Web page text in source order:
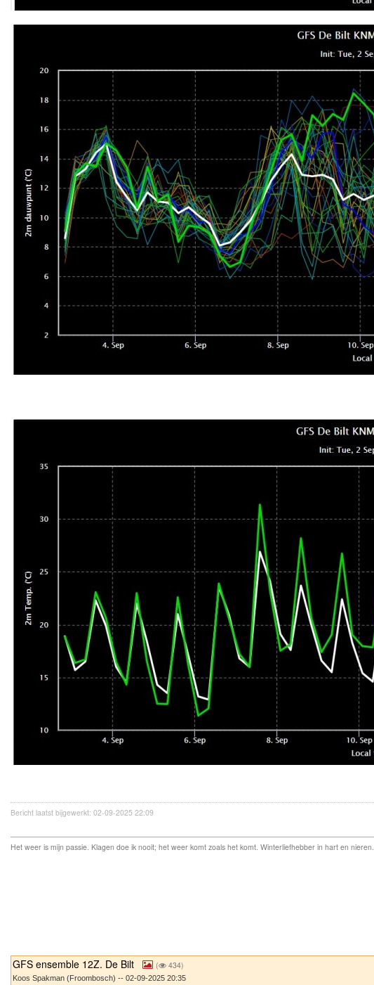
Bericht laatst bijgewerkt: 02-09-2025 22:09
Het weer is mijn passie. Klagen doe ik nooit; het weer komt zoals het komt. Winterliefhebber in hart en nieren.
GFS ensemble 12Z. De Bilt ( 434)
Koos Spakman (Froombosch) -- 02-09-2025 20:35